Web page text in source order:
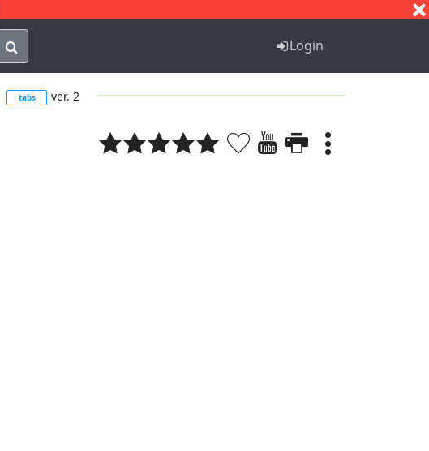
Q Login
tabs ver. 2